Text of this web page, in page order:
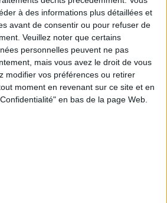
à des informations plus détaillées et
avant de consentir ou pour refuser de
Veuillez noter que certains
personnelles peuvent ne pas
mais vous avez le droit de vous
modifier vos préférences ou retirer
moment en revenant sur ce site et en
en bas de la page Web.
POUR UN WEEK-END SPA ET GASTRONOMIE